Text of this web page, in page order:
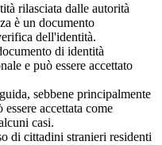
rilasciata dalle autorità
è un documento
dell'identità.
di identità
e può essere accettato
sebbene principalmente
accettata come
casi.
di cittadini stranieri residenti